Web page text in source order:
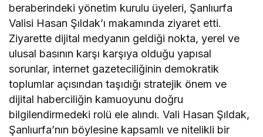
beraberindeki yönetim kurulu üyeleri, Şanlıurfa
Valisi Hasan Şıldak’ı makamında ziyaret etti.
Ziyarette dijital medyanın geldiği nokta, yerel ve
ulusal basının karşı karşıya olduğu yapısal
sorunlar, internet gazeteciliğinin demokratik
toplumlar açısından taşıdığı stratejik önem ve
dijital haberciliğin kamuoyunu doğru
bilgilendirmedeki rolü ele alındı. Vali Hasan Şıldak,
Şanlıurfa’nın böylesine kapsamlı ve nitelikli bir